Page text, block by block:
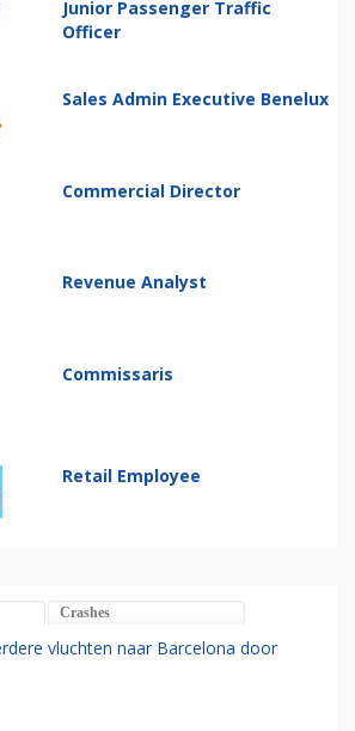
Junior Passenger Traffic
Officer
Sales Admin Executive Benelux
Commercial Director
Revenue Analyst
Commissaris
Retail Employee
Crashes
vluchten naar Barcelona door